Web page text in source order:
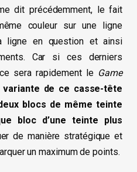
dit précédemment, le fait
couleur sur une ligne
ligne en question et ainsi
Car si ces derniers
sera rapidement le Game
variante de ce casse-tête
blocs de même teinte
bloc d’une teinte plus
de manière stratégique et
un maximum de points.